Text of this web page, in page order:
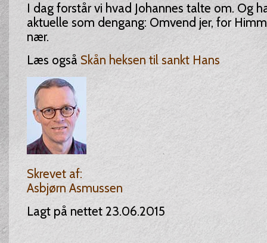
I dag forstår vi hvad Johannes talte om. Og
aktuelle som dengang: Omvend jer, for
nær.
Læs også Skån heksen til sankt Hans
Skrevet af:
Asbjørn Asmussen
Lagt på nettet 23.06.2015